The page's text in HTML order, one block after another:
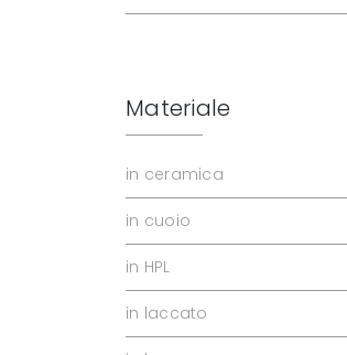
Materiale
in ceramica
in cuoio
in HPL
in laccato